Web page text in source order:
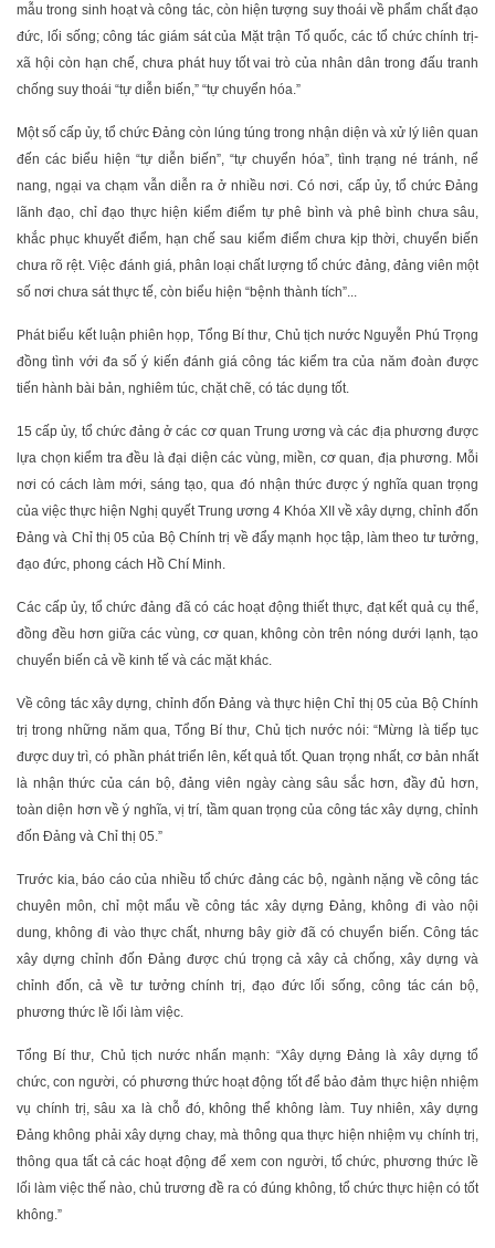
mẫu trong sinh hoạt và công tác, còn hiện tượng suy thoái về phẩm chất đạo
đức, lối sống; công tác giám sát của Mặt trận Tổ quốc, các tổ chức chính trị-
xã hội còn hạn chế, chưa phát huy tốt vai trò của nhân dân trong đấu tranh
chống suy thoái “tự diễn biến,” “tự chuyển hóa.”
Một số cấp ủy, tổ chức Đảng còn lúng túng trong nhận diện và xử lý liên quan
đến các biểu hiện “tự diễn biến”, “tự chuyển hóa”, tình trạng né tránh, nể
nang, ngại va chạm vẫn diễn ra ở nhiều nơi. Có nơi, cấp ủy, tổ chức Đảng
lãnh đạo, chỉ đạo thực hiện kiểm điểm tự phê bình và phê bình chưa sâu,
khắc phục khuyết điểm, hạn chế sau kiểm điểm chưa kịp thời, chuyển biến
chưa rõ rệt. Việc đánh giá, phân loại chất lượng tổ chức đảng, đảng viên một
số nơi chưa sát thực tế, còn biểu hiện “bệnh thành tích”...
Phát biểu kết luận phiên họp, Tổng Bí thư, Chủ tịch nước Nguyễn Phú Trọng
đồng tình với đa số ý kiến đánh giá công tác kiểm tra của năm đoàn được
tiến hành bài bản, nghiêm túc, chặt chẽ, có tác dụng tốt.
15 cấp ủy, tổ chức đảng ở các cơ quan Trung ương và các địa phương được
lựa chọn kiểm tra đều là đại diện các vùng, miền, cơ quan, địa phương. Mỗi
nơi có cách làm mới, sáng tạo, qua đó nhận thức được ý nghĩa quan trọng
của việc thực hiện Nghị quyết Trung ương 4 Khóa XII về xây dựng, chỉnh đốn
Đảng và Chỉ thị 05 của Bộ Chính trị về đẩy mạnh học tập, làm theo tư tưởng,
đạo đức, phong cách Hồ Chí Minh.
Các cấp ủy, tổ chức đảng đã có các hoạt động thiết thực, đạt kết quả cụ thể,
đồng đều hơn giữa các vùng, cơ quan, không còn trên nóng dưới lạnh, tạo
chuyển biến cả về kinh tế và các mặt khác.
Về công tác xây dựng, chỉnh đốn Đảng và thực hiện Chỉ thị 05 của Bộ Chính
trị trong những năm qua, Tổng Bí thư, Chủ tịch nước nói: “Mừng là tiếp tục
được duy trì, có phần phát triển lên, kết quả tốt. Quan trọng nhất, cơ bản nhất
là nhận thức của cán bộ, đảng viên ngày càng sâu sắc hơn, đầy đủ hơn,
toàn diện hơn về ý nghĩa, vị trí, tầm quan trọng của công tác xây dựng, chỉnh
đốn Đảng và Chỉ thị 05.”
Trước kia, báo cáo của nhiều tổ chức đảng các bộ, ngành nặng về công tác
chuyên môn, chỉ một mẩu về công tác xây dựng Đảng, không đi vào nội
dung, không đi vào thực chất, nhưng bây giờ đã có chuyển biến. Công tác
xây dựng chỉnh đốn Đảng được chú trọng cả xây cả chống, xây dựng và
chỉnh đốn, cả về tư tưởng chính trị, đạo đức lối sống, công tác cán bộ,
phương thức lề lối làm việc.
Tổng Bí thư, Chủ tịch nước nhấn mạnh: “Xây dựng Đảng là xây dựng tổ
chức, con người, có phương thức hoạt động tốt để bảo đảm thực hiện nhiệm
vụ chính trị, sâu xa là chỗ đó, không thể không làm. Tuy nhiên, xây dựng
Đảng không phải xây dựng chay, mà thông qua thực hiện nhiệm vụ chính trị,
thông qua tất cả các hoạt động để xem con người, tổ chức, phương thức lề
lối làm việc thế nào, chủ trương đề ra có đúng không, tổ chức thực hiện có tốt
không.”